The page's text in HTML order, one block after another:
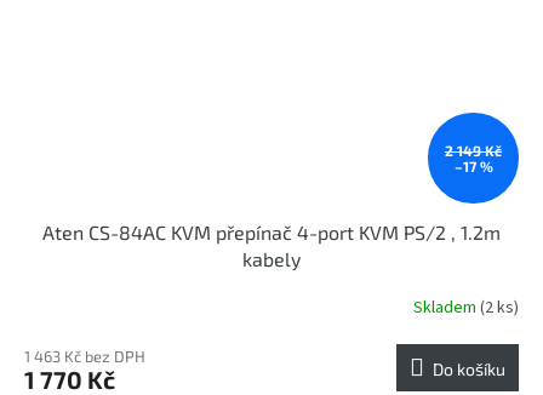
2 149 Kč
–17 %
Aten CS-84AC KVM přepínač 4-port KVM PS/2 , 1.2m
kabely
Skladem (2 ks)
1 463 Kč bez DPH
1 770 Kč Do košíku